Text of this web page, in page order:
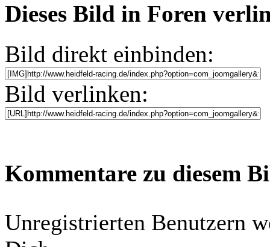
Dieses Bild in Foren
Bild direkt einbinden:
Bild verlinken:
Kommentare zu diesem
Unregistrierten Benutzern